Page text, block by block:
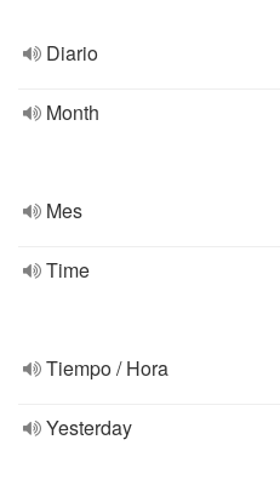
Diario
Month
Mes
Time
Tiempo / Hora
Yesterday